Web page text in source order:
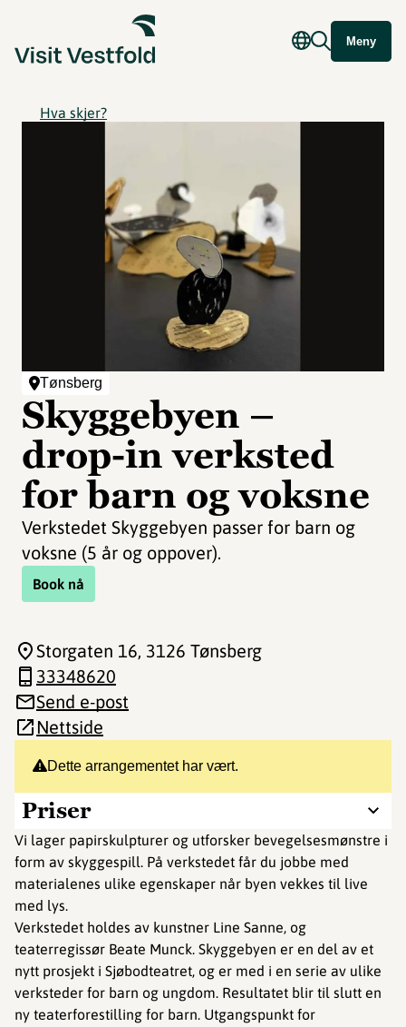
Meny
Hva skjer?
Tønsberg
Skyggebyen –
drop-in verksted
for barn og voksne
Verkstedet Skyggebyen passer for barn og
voksne (5 år og oppover).
Book nå
Dette arrangementet har vært.
Priser
Vi lager papirskulpturer og utforsker bevegelsesmønstre i
form av skyggespill. På verkstedet får du jobbe med
materialenes ulike egenskaper når byen vekkes til live
med lys.
Verkstedet holdes av kunstner Line Sanne, og
teaterregissør Beate Munck. Skyggebyen er en del av et
nytt prosjekt i Sjøbodteatret, og er med i en serie av ulike
verksteder for barn og ungdom. Resultatet blir til slutt en
ny teaterforestilling for barn. Utgangspunkt for
Storgaten 16, 3126 Tønsberg
33348620
Send e-post
Nettside